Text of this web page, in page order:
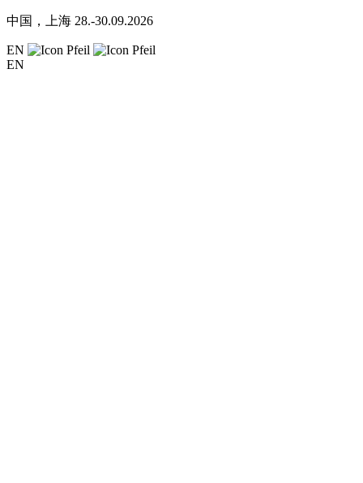
中国，上海 28.-30.09.2026
EN
EN